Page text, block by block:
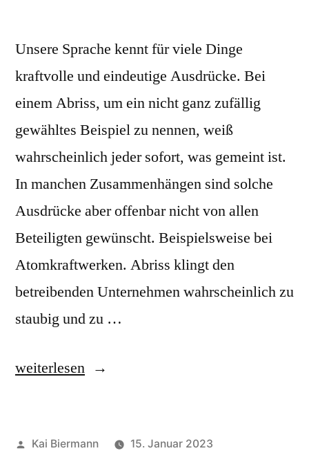
Unsere Sprache kennt für viele Dinge
kraftvolle und eindeutige Ausdrücke. Bei
einem Abriss, um ein nicht ganz zufällig
gewähltes Beispiel zu nennen, weiß
wahrscheinlich jeder sofort, was gemeint ist.
In manchen Zusammenhängen sind solche
Ausdrücke aber offenbar nicht von allen
Beteiligten gewünscht. Beispielsweise bei
Atomkraftwerken. Abriss klingt den
betreibenden Unternehmen wahrscheinlich zu
staubig und zu …
„Rückbau“
weiterlesen
Veröffentlicht
Kai Biermann
15. Januar 2023